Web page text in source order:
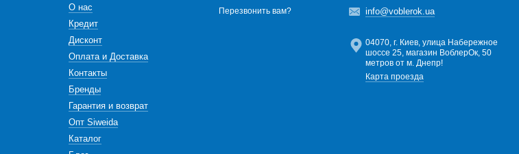
О нас
Кредит
Дисконт
Оплата и Доставка
Контакты
Бренды
Гарантия и возврат
Опт Siweida
Каталог
Перезвонить вам?
info@voblerok.ua
04070, г. Киев, улица Набережное
шоссе 25, магазин ВоблерОк, 50
метров от м. Днепр!
Карта проезда